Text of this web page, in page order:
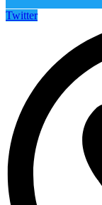
Twitter